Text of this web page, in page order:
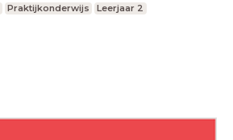
Praktijkonderwijs Leerjaar 2